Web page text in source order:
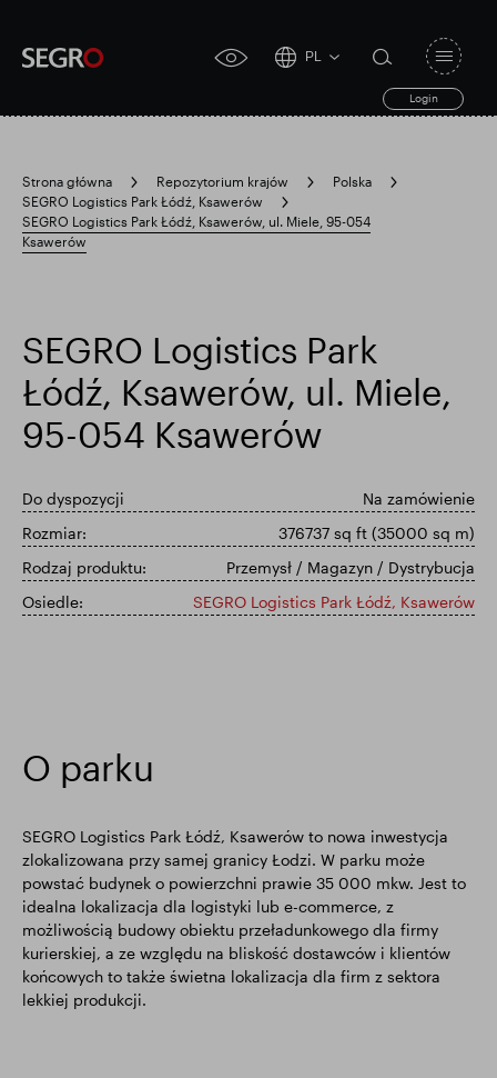
accessibility
PL
Login
search
form
Submit
Search
for
Odpowiedzialny SEGRO
Posiadłość handlowa w Slough
Wyniki finansowe Aktualizacja handlowa
toggle
Strona główna Repozytorium krajów
Polska
SEGRO Logistics Park Łódź, Ksawerów
SEGRO Logistics Park Łódź, Ksawerów, ul. Miele, 95-054
Ksawerów
SEGRO Logistics Park
Łódź, Ksawerów, ul. Miele,
95-054 Ksawerów
Do dyspozycji
Na zamówienie
Rozmiar:
376737 sq ft (35000 sq m)
Rodzaj produktu:
Przemysł / Magazyn / Dystrybucja
Osiedle:
SEGRO Logistics Park Łódź, Ksawerów
O parku
SEGRO Logistics Park Łódź, Ksawerów to nowa inwestycja
zlokalizowana przy samej granicy Łodzi. W parku może
powstać budynek o powierzchni prawie 35 000 mkw. Jest to
idealna lokalizacja dla logistyki lub e-commerce, z
możliwością budowy obiektu przeładunkowego dla firmy
kurierskiej, a ze względu na bliskość dostawców i klientów
końcowych to także świetna lokalizacja dla firm z sektora
lekkiej produkcji.